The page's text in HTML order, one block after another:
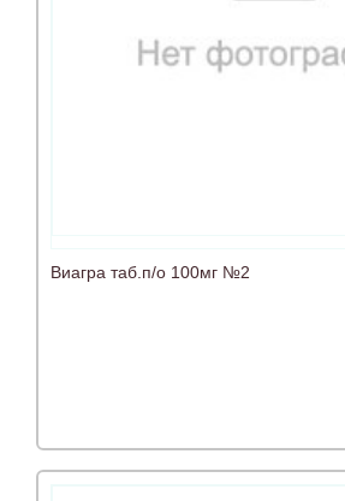
Виагра таб.п/о 100мг №2